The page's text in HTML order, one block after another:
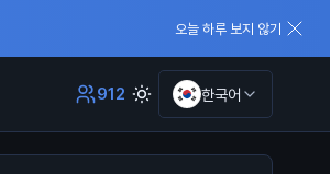
오늘 하루 보지 않기
912 한국어